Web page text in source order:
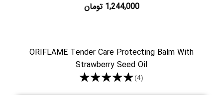
1,244,000 تومان
ORIFLAME Tender Care Protecting Balm With
Strawberry Seed Oil
★★★★★(4)